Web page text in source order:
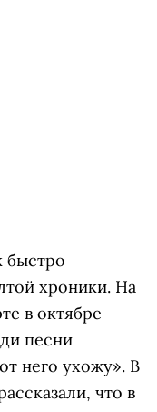
быстро
хроники. На
в октябре
песни
него ухожу». В
что в